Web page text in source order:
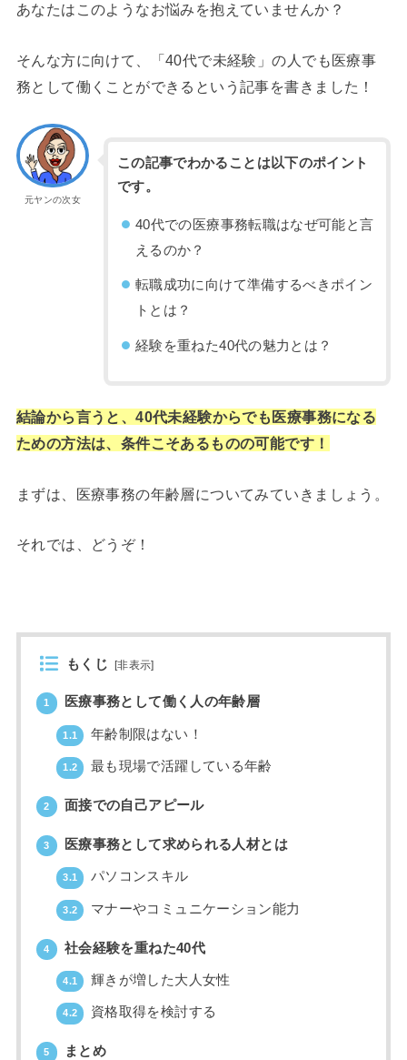
あなたはこのようなお悩みを抱えていませんか？
そんな方に向けて、「40代で未経験」の人でも医療事
務として働くことができるという記事を書きました！
元ヤンの次女
この記事でわかることは以下のポイント
です。
40代での医療事務転職はなぜ可能と言
えるのか？
転職成功に向けて準備するべきポイン
トとは？
経験を重ねた40代の魅力とは？
結論から言うと、40代未経験からでも医療事務になる
ための方法は、条件こそあるものの可能です！
まずは、医療事務の年齢層についてみていきましょう。
それでは、どうぞ！
もくじ [非表示]
1 医療事務として働く人の年齢層
1.1 年齢制限はない！
1.2 最も現場で活躍している年齢
2 面接での自己アピール
3 医療事務として求められる人材とは
3.1 パソコンスキル
3.2 マナーやコミュニケーション能力
4 社会経験を重ねた40代
4.1 輝きが増した大人女性
4.2 資格取得を検討する
5 まとめ